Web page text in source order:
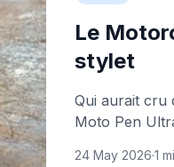
Le
stylet
Qui aurait cru
Moto Pen
24 May 2026·1